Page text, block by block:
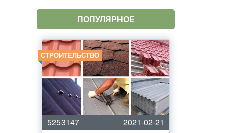
ПОПУЛЯРНОЕ
СТРОИТЕЛЬСТВО
5253147
2021-02-21